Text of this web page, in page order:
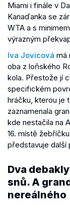
Miami i finále v
Kanaďanka se
WTA a s
výrazným
Iva Jovicová má
oba z loňského
kola. Přestože jí
specifickém
hráčku, kterou je
zaznamenala
kde nestačila na
16. místě
představuje další
Dva
snů. A
nereálného